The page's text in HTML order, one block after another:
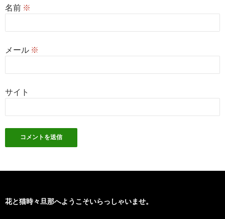
名前 ※
メール ※
サイト
花と猫時々旦那へようこそいらっしゃいませ。